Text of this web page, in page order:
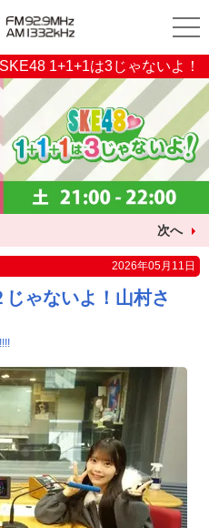
1+1+1は3じゃないよ！
次へ
2026年05月11日
ゃないよ！山村さ